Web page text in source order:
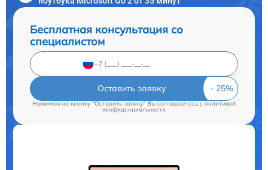
Бесплатная консультация со
специалистом
Оставить заявку
Нажимая на кнопку "Оставить заявку" Вы соглашаетесь cполитикой
конфиденциальности